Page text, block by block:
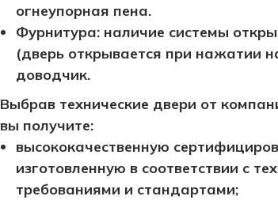
огнеупорная пена.
Фурнитура: наличие системы
(дверь открывается при нажатии
доводчик.
Выбрав технические двери от
вы получите:
высококачественную
изготовленную в соответствии с
требованиями и стандартами;